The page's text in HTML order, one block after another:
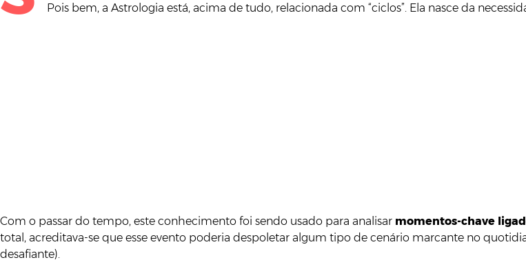
Pois bem, a Astrologia está, acima de tudo, relacionada com “ciclos”. Ela nasce da
Com o passar do tempo, este conhecimento foi sendo usado para analisar momentos-chave
total, acreditava-se que esse evento poderia despoletar algum tipo de cenário marcante no
desafiante).